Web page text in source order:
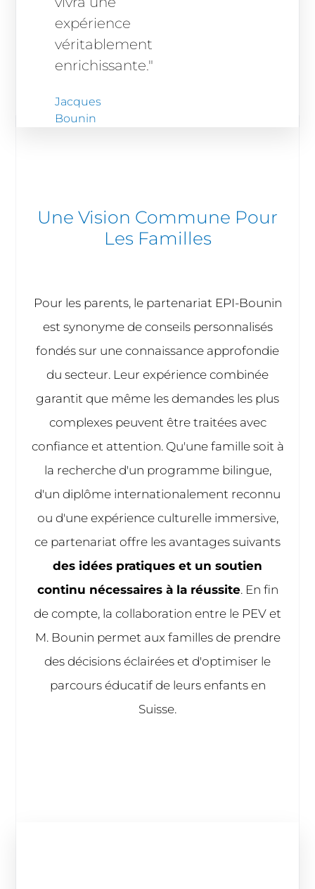
expérience
véritablement
enrichissante."
Jacques
Bounin
Une Vision Commune Pour
Les Familles
Pour les parents, le partenariat EPI-Bounin
est synonyme de conseils personnalisés
fondés sur une connaissance approfondie
du secteur. Leur expérience combinée
garantit que même les demandes les plus
complexes peuvent être traitées avec
confiance et attention. Qu'une famille soit à
la recherche d'un programme bilingue,
d'un diplôme internationalement reconnu
ou d'une expérience culturelle immersive,
ce partenariat offre les avantages suivants
des idées pratiques et un soutien
continu nécessaires à la réussite. En fin
de compte, la collaboration entre le PEV et
M. Bounin permet aux familles de prendre
des décisions éclairées et d'optimiser le
parcours éducatif de leurs enfants en
Suisse.